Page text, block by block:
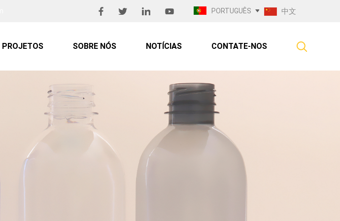
PORTUGUÊS 中文
PROJETOS SOBRE NÓS NOTÍCIAS CONTATE-NOS